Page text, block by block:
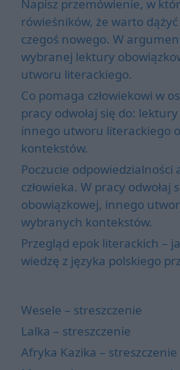
Napisz przemówienie, w
rówieśników, że warto
czegoś nowego. W
wybranej lektury
utworu literackiego.
Co pomaga człowiekowi w
pracy odwołaj się do:
innego utworu literackiego
kontekstów.
Poczucie odpowiedzialności
człowieka. W pracy odwołaj
obowiązkowej, innego
wybranych kontekstów.
Przegląd epok literackich –
wiedzę z języka polskiego
Wesele – streszczenie
Lalka – streszczenie
Afryka Kazika – streszczenie